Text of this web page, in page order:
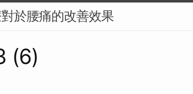
於腰痛的改善效果
(6)